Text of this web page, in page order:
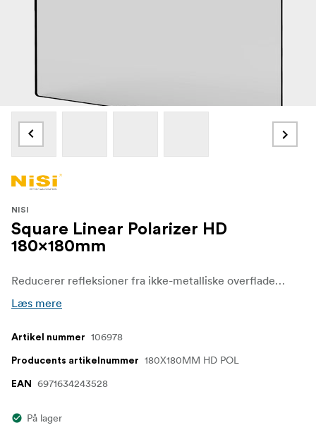
NISI
Square Linear Polarizer HD
180x180mm
Reducerer refleksioner fra ikke-metalliske overflader. Dette afslører motivets ægte farve og tekstur.
Læs mere
Artikel nummer 106978
Producents artikelnummer 180X180MM HD POL
EAN 6971634243528
På lager